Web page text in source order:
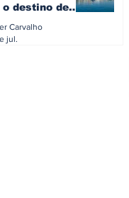
o destino de
Carvalho
jul.